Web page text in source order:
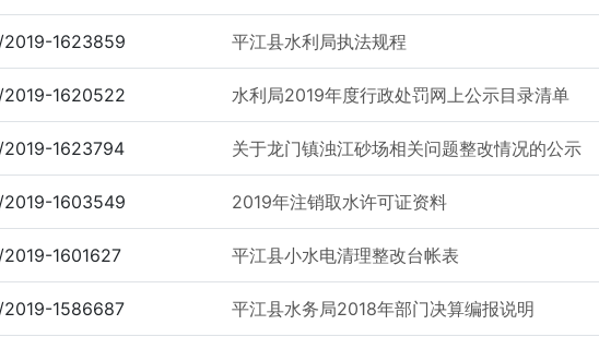
2019-1623859 平江县水利局执法规程
2019-1620522 水利局2019年度行政处罚网上公示目录清单
2019-1623794 关于龙门镇浊江砂场相关问题整改情况的公示
2019-1603549 2019年注销取水许可证资料
2019-1601627 平江县小水电清理整改台帐表
2019-1586687 平江县水务局2018年部门决算编报说明